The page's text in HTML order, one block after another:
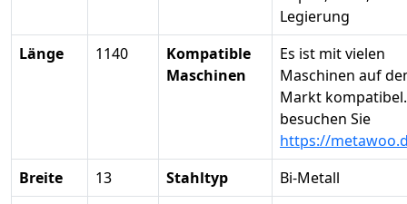
Legierung
Länge
1140
Kompatible
Maschinen
Es ist mit vielen
Maschinen auf
Markt
besuchen Sie
https://
Breite
13 Stahltyp
Bi-Metall